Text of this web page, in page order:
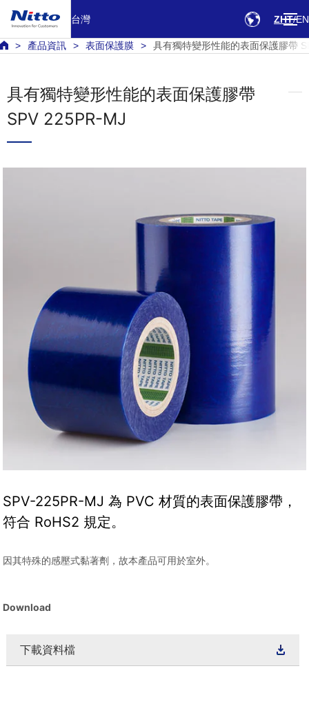
台灣 ZHT EN
產品資訊 表面保護膜 具有獨特變形性能的表面保護膠帶
具有獨特變形性能的表面保護膠帶
SPV 225PR-MJ
SPV-225PR-MJ 為 PVC 材質的表面保護膠帶，
符合 RoHS2 規定。
因其特殊的感壓式黏著劑，故本產品可用於室外。
Download
下載資料檔